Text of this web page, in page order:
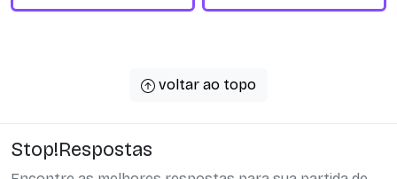
voltar ao topo
Stop!Respostas